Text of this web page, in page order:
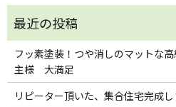
フッ素塗装！つや消しのマットな
主様 大満足
リピーター頂いた、集合住宅完成